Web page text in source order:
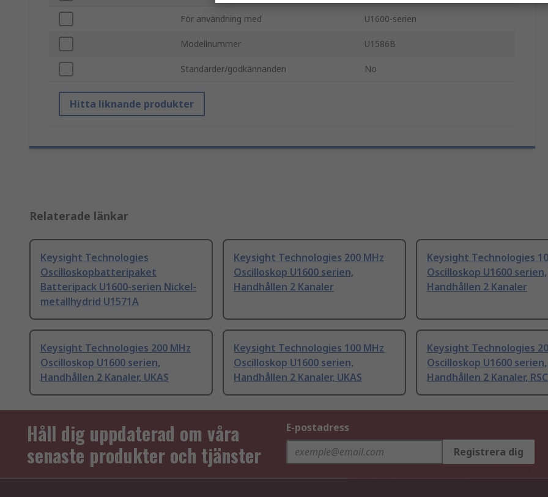
För användning med U1600-serien
Modellnummer U1586B
Standarder/godkännanden No
Hitta liknande produkter
Relaterade länkar
Keysight Technologies
Oscilloskopbatteripaket
Batteripack U1600-serien Nickel-
metallhydrid U1571A
Keysight Technologies 200 MHz
Oscilloskop U1600 serien,
Handhållen 2 Kanaler
Keysight Technologies
Oscilloskop U1600 serien,
Handhållen 2 Kanaler
Keysight Technologies 200 MHz
Oscilloskop U1600 serien,
Handhållen 2 Kanaler, UKAS
Keysight Technologies 100 MHz
Oscilloskop U1600 serien,
Handhållen 2 Kanaler, UKAS
Keysight Technologies
Oscilloskop U1600 serien,
Handhållen 2 Kanaler,
Håll dig uppdaterad om våra
senaste produkter och tjänster
E-postadress
Registrera dig